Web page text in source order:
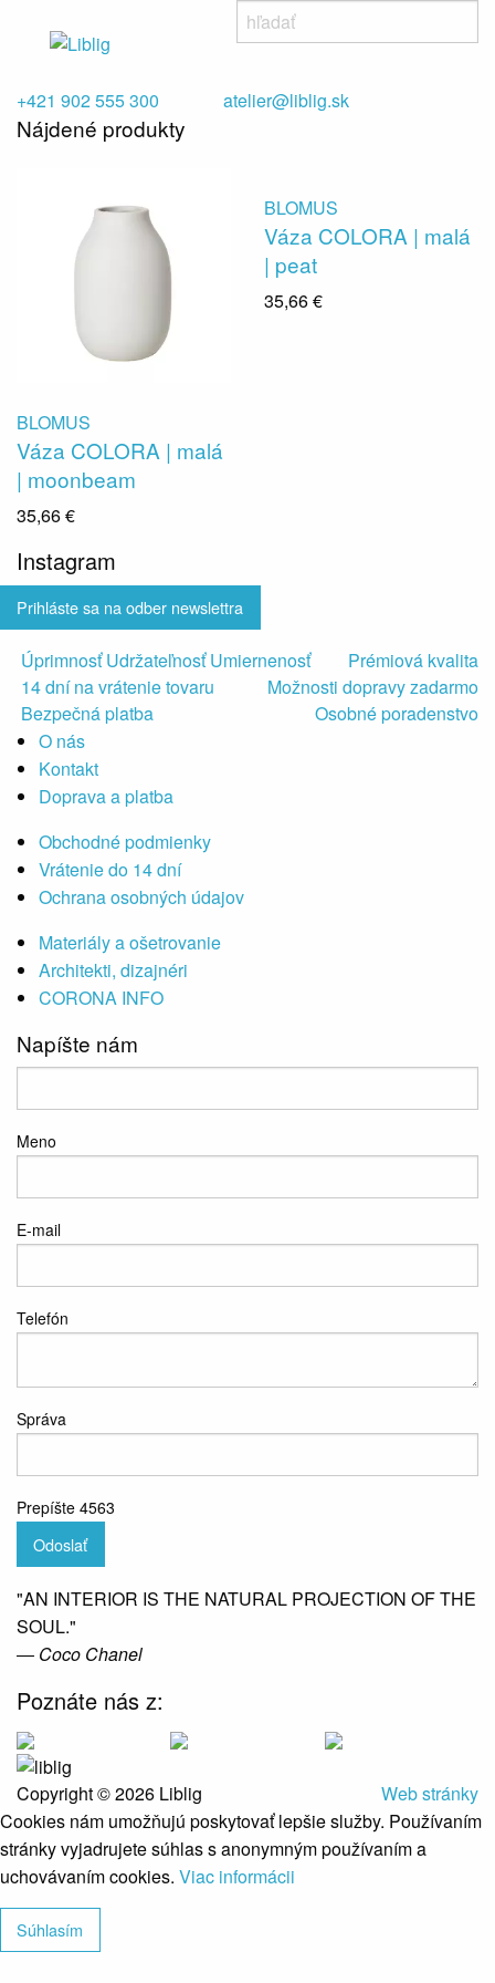
+421 902 555 300 atelier@liblig.sk
Nájdené produkty
BLOMUS
Váza COLORA | malá
| moonbeam
35,66 €
BLOMUS
Váza COLORA | malá
| peat
35,66 €
Instagram
Prihláste sa na odber newslettra
Úprimnosť Udržateľnosť Umiernenosť
Prémiová kvalita
14 dní na vrátenie tovaru
Možnosti dopravy zadarmo
Bezpečná platba
Osobné poradenstvo
O nás
Kontakt
Doprava a platba
Obchodné podmienky
Vrátenie do 14 dní
Ochrana osobných údajov
Materiály a ošetrovanie
Architekti, dizajnéri
CORONA INFO
Napíšte nám
Meno
E-mail
Telefón
Správa
Prepíšte 4563
Odoslať
"AN INTERIOR IS THE NATURAL PROJECTION OF THE
SOUL."
― Coco Chanel
Poznáte nás z:
Copyright © 2026 Liblig
Web stránky
Cookies nám umožňujú poskytovať lepšie služby. Používaním
stránky vyjadrujete súhlas s anonymným používaním a
uchovávaním cookies. Viac informácii
Súhlasím